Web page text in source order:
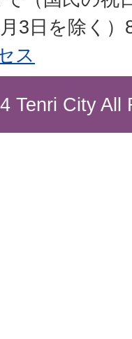
3日を除く
ス
Tenri City All